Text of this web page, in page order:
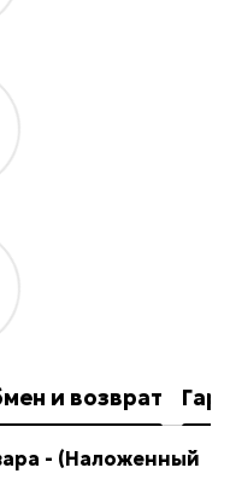
и возврат
- (Наложенный